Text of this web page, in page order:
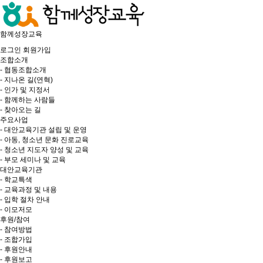
함께성장교육
로그인 회원가입
조합소개
- 협동조합소개
- 지나온 길(연혁)
- 인가 및 지정서
- 함께하는 사람들
- 찾아오는 길
주요사업
- 대안교육기관 설립 및 운영
- 아동, 청소년 문화 진로교육
- 청소년 지도자 양성 및 교육
- 부모 세미나 및 교육
대안교육기관
- 학교특색
- 교육과정 및 내용
- 입학 절차 안내
- 이모저모
후원/참여
- 참여방법
- 조합가입
- 후원안내
- 후원보고